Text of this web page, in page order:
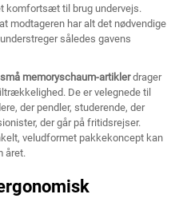
komfortsæt til brug undervejs.
modtageren har alt det nødvendige
således gavens
små memoryschaum-artiklerdrager
De er velegnede til
der pendler, studerende, der
der går på fritidsrejser.
veludformet pakkekoncept kan
året.